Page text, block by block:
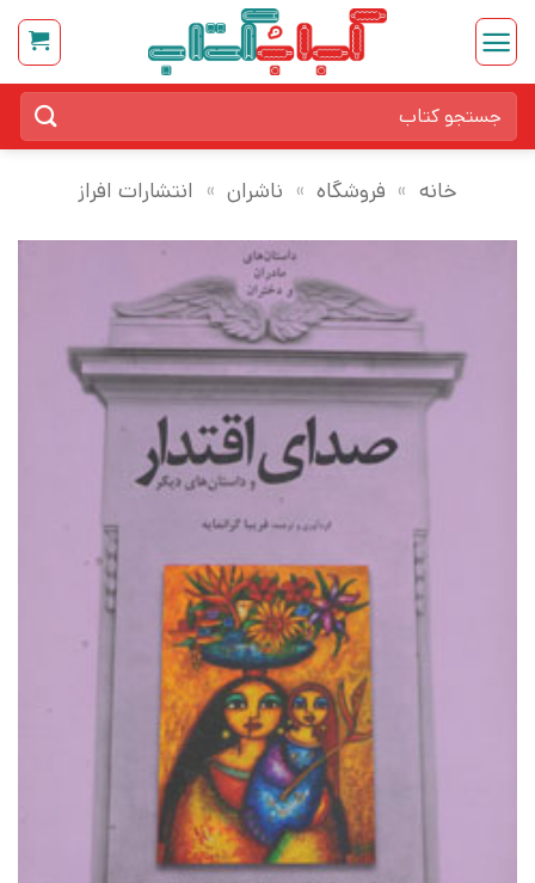
Skip
content
برای:
خانه » فروشگاه » ناشران » انتشارات افراز